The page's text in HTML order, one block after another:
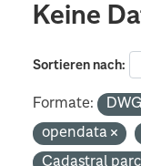
Keine
Sortieren nach
Formate:
opendata
Cadastral